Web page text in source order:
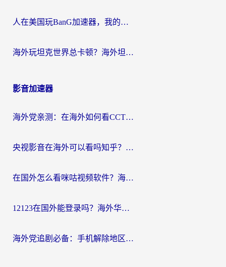
人在美国玩BanG加速器，我的延迟终于绿了
海外玩坦克世界总卡顿？海外坦克世界加速器有哪些？实测好用的选择在这里
影音加速器
海外党亲测：在海外如何看CCTV？告别“仅限大陆播放”的实用指南
央视影音在海外可以看吗知乎？留学生亲测：3步解决地域限制+追剧自由
在国外怎么看咪咕视频软件？海外党亲测有效的回国加速方案
12123在国外能登录吗？海外华人必看的回国加速实用指南
海外党追剧必备：手机解除地区限制app怎么选？解决央视视频&国内剧地区限制全指南